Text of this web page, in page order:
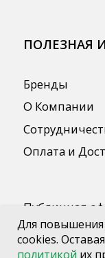
Для повышения
cookies.
политикой их